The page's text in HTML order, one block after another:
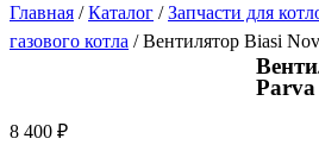
Главная /Каталог /Запчасти для
газового котла / Вентилятор Biasi
8 400 ₽